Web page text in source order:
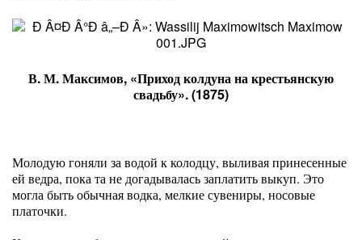
В. М. Максимов, «Приход колдуна на крестьянскую
свадьбу». (1875)
Молодую гоняли за водой к колодцу, выливая принесенные
ей ведра, пока та не догадывалась заплатить выкуп. Это
могла быть обычная водка, мелкие сувениры, носовые
платочки.